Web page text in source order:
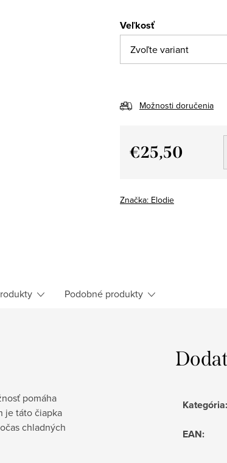
Veľkosť
Možnosti doručenia
€25,50
Značka: Elodie
Podobné produkty
pomáha
je táto čiapka
chladných
Kategória:
EAN: